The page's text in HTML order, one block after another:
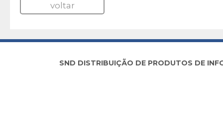
voltar
SND DISTRIBUIÇÃO DE PRODUTOS DE